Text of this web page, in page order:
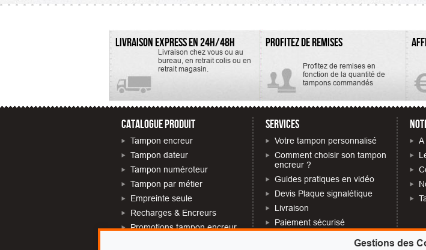
LIVRAISON EXPRESS EN 24H/48H
Livraison chez vous ou au
bureau, en retrait colis ou en
retrait magasin.
PROFITEZ DE REMISES
Profitez de remises en
fonction de la quantité de
tampons commandés
CATALOGUE PRODUIT
Tampon encreur
Tampon dateur
Tampon numéroteur
Tampon par métier
Empreinte seule
Recharges & Encreurs
Promotions tampon encreur
SERVICES
Votre tampon personnalisé
Comment choisir son tampon
encreur ?
Guides pratiques en vidéo
Devis Plaque signalétique
Livraison
Paiement sécurisé
A
Gestions des